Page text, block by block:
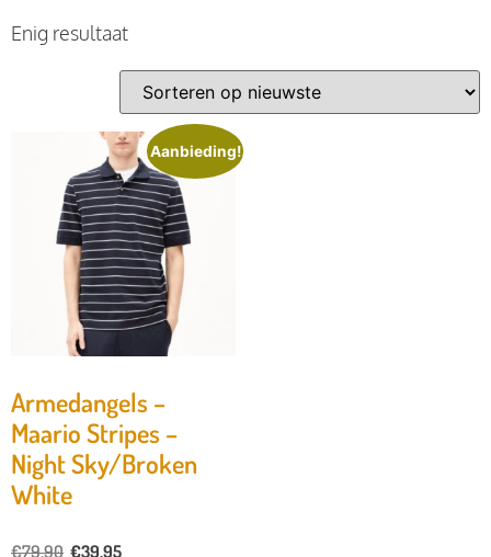
Enig resultaat
Aanbieding!
Armedangels –
Maario Stripes –
Night Sky/Broken
White
€79,90 €39,95